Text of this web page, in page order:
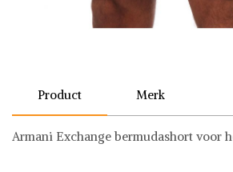
Product Merk
Armani Exchange bermudashort voor